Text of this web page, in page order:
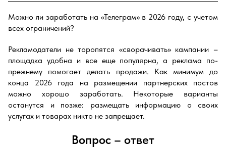
Можно ли заработать на «Телеграм» в 2026 году, с учетом
всех ограничений?
Рекламодатели не торопятся «сворачивать» кампании –
площадка удобна и все еще популярна, а реклама по-
прежнему помогает делать продажи. Как минимум до
конца 2026 года на размещении партнерских постов
можно хорошо заработать. Некоторые варианты
останутся и позже: размещать информацию о своих
услугах и товарах никто не запрещает.
Вопрос – ответ